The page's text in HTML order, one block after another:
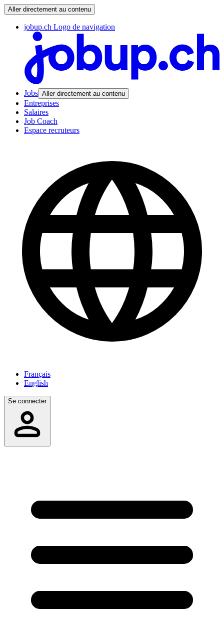
Aller directement au contenu
jobup.ch Logo de navigation
Jobs Aller directement au contenu
Entreprises
Salaires
Job Coach
Espace recruteurs
Français
English
Se connecter